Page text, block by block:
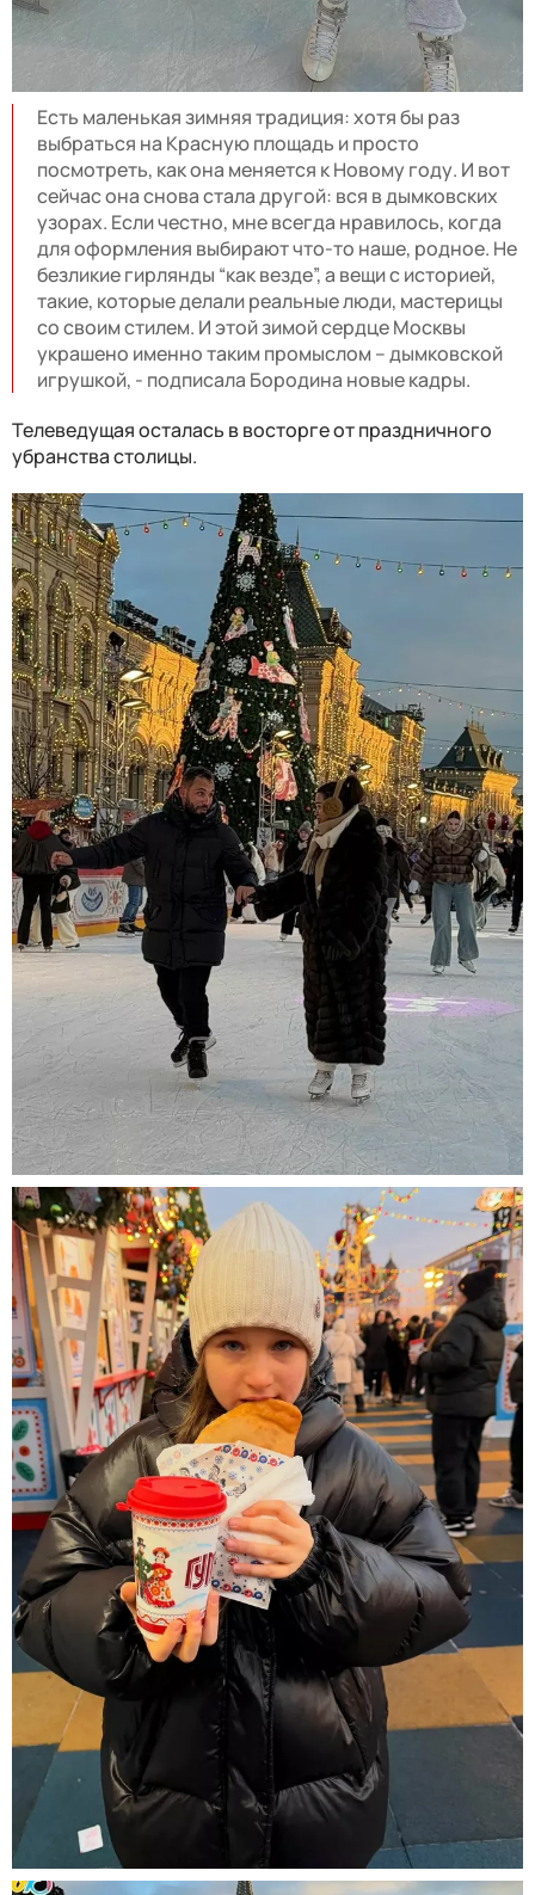
Есть маленькая зимняя традиция: хотя бы раз
выбраться на Красную площадь и просто
посмотреть, как она меняется к Новому году. И вот
сейчас она снова стала другой: вся в дымковских
узорах. Если честно, мне всегда нравилось, когда
для оформления выбирают что-то наше, родное. Не
безликие гирлянды “как везде”, а вещи с историей,
такие, которые делали реальные люди, мастерицы
со своим стилем. И этой зимой сердце Москвы
украшено именно таким промыслом – дымковской
игрушкой, - подписала Бородина новые кадры.
Телеведущая осталась в восторге от праздничного
убранства столицы.